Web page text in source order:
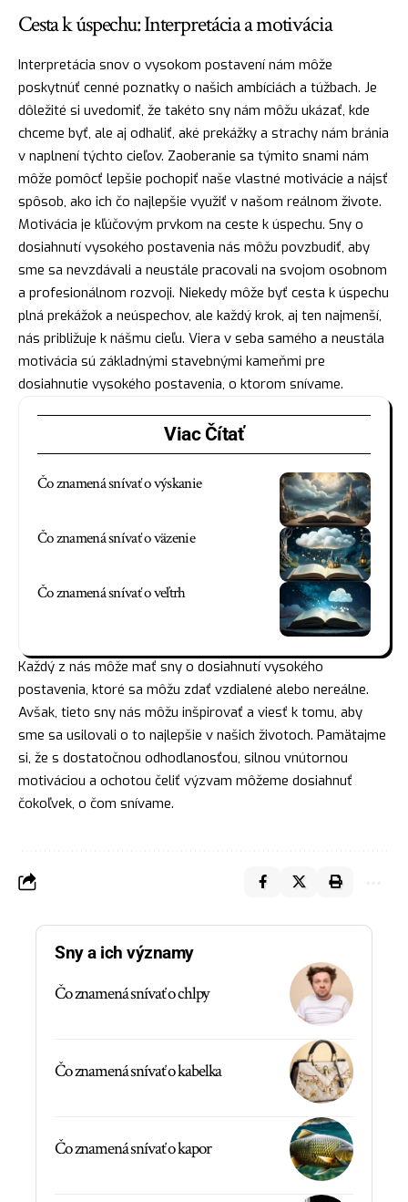
Cesta k úspechu: Interpretácia a motivácia
Interpretácia snov o vysokom postavení nám môže
poskytnúť cenné poznatky o našich ambíciách a túžbach. Je
dôležité si uvedomiť, že takéto sny nám môžu ukázať, kde
chceme byť, ale aj odhaliť, aké prekážky a strachy nám bránia
v naplnení týchto cieľov. Zaoberanie sa týmito snami nám
môže pomôcť lepšie pochopiť naše vlastné motivácie a nájsť
spôsob, ako ich čo najlepšie využiť v našom reálnom živote.
Motivácia je kľúčovým prvkom na ceste k úspechu. Sny o
dosiahnutí vysokého postavenia nás môžu povzbudiť, aby
sme sa nevzdávali a neustále pracovali na svojom osobnom
a profesionálnom rozvoji. Niekedy môže byť cesta k úspechu
plná prekážok a neúspechov, ale každý krok, aj ten najmenší,
nás približuje k nášmu cieľu. Viera v seba samého a neustála
motivácia sú základnými stavebnými kameňmi pre
dosiahnutie vysokého postavenia, o ktorom snívame.
Viac Čítať
Čo znamená snívať o výskanie
Čo znamená snívať o väzenie
Čo znamená snívať o veľtrh
Každý z nás môže mať sny o dosiahnutí vysokého
postavenia, ktoré sa môžu zdať vzdialené alebo nereálne.
Avšak, tieto sny nás môžu inšpirovať a viesť k tomu, aby
sme sa usilovali o to najlepšie v našich životoch. Pamätajme
si, že s dostatočnou odhodlanosťou, silnou vnútornou
motiváciou a ochotou čeliť výzvam môžeme dosiahnuť
čokoľvek, o čom snívame.
Sny a ich významy
Čo znamená snívať o chlpy
Čo znamená snívať o kabelka
Čo znamená snívať o kapor